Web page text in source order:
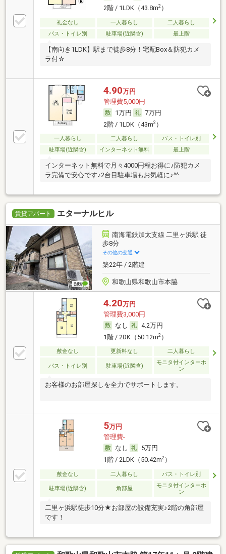
2階 / 1LDK（43.8m2）
礼金なし 一人暮らし
二人暮らし
バス・トイレ別
駐車場(近隣含) 最上階
【南向き1LDK】駅まで徒歩8分！宅配Box＆防犯カメ
ラ付☆
4.90万円
管理費5,000円
1万円
7万円
2階 / 1LDK（43m2）
一人暮らし 二人暮らし
バス・トイレ別
駐車場(近隣含)
インターネット無料 最上階
インターネット無料で月々4000円程お得に♪防犯カメ
ラ完備で安心です♪2台目駐車場もお気軽に♪^^
賃貸アパート エターナルヒル
南海電鉄加太支線 二里ヶ浜駅 徒
歩8分
その他の交通
築22年 / 2階建
和歌山県和歌山市本脇
4.20万円
管理費3,000円
なし
4.2万円
1階 / 2DK（50.12m2）
敷金なし 更新料なし 二人暮らし
バス・トイレ別 駐車場(近隣含)
モニタ付インターホ
ン
お客様のお部屋探しを全力でサポートします。
5万円
管理費-
なし
5万円
1階 / 2LDK（50.42m2）
敷金なし 二人暮らし バス・トイレ別
駐車場(近隣含) 角部屋
モニタ付インターホ
ン
二里ヶ浜駅徒歩10分★お部屋の設備充実♪2階の角部屋
です！